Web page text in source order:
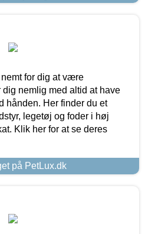
for dig at være
nemlig med altid at have
hånden. Her finder du et
legetøj og foder i høj
Klik her for at se deres
på PetLux.dk